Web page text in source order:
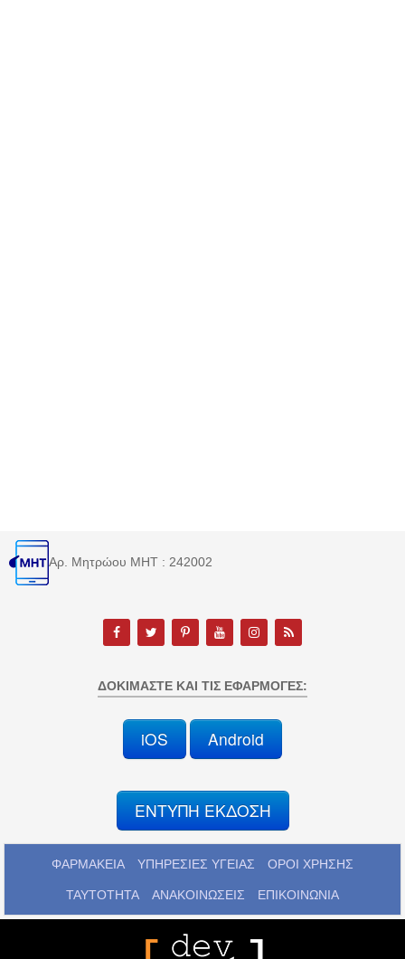
Αρ. Μητρώου MHT : 242002
ΔΟΚΙΜΆΣΤΕ ΚΑΙ ΤΙΣ ΕΦΑΡΜΟΓΈΣ:
iOS Android
ΕΝΤΥΠΗ ΕΚΔΟΣΗ
ΦΑΡΜΑΚΕΙΑ ΥΠΗΡΕΣΙΕΣ ΥΓΕΙΑΣ ΟΡΟΙ ΧΡΗΣΗΣ
ΤΑΥΤΟΤΗΤΑ ΑΝΑΚΟΙΝΩΣΕΙΣ ΕΠΙΚΟΙΝΩΝΙΑ